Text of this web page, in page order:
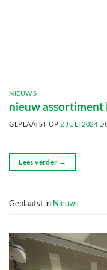
NIEUWS
nieuw assortiment
GEPLAATST OP 2 JULI 2024
Lees verder →
Geplaatst in Nieuws